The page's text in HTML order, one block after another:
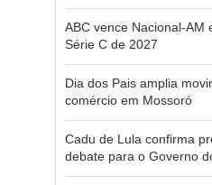
ABC vence Nacional-AM
Série C de 2027
Dia dos Pais amplia
comércio em Mossoró
Cadu de Lula confirma
debate para o Governo